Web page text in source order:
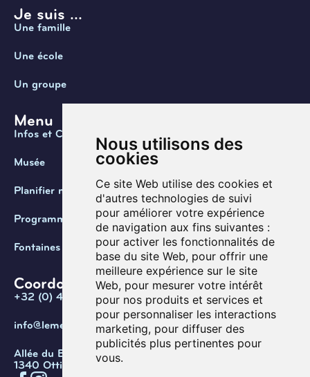
Nous utilisons des
cookies
Ce site Web utilise des cookies et
d'autres technologies de suivi
pour améliorer votre expérience
de navigation aux fins suivantes :
pour activer les fonctionnalités de
base du site Web, pour offrir une
meilleure expérience sur le site
Web, pour mesurer votre intérêt
pour nos produits et services et
pour personnaliser les interactions
marketing, pour diffuser des
publicités plus pertinentes pour
vous.
Je suis ...
Une famille
Une école
Un groupe
Menu
Infos et Contact
Musée
Planifier ma visite
Programmation
Fontaines de Belgique
Coordonnées
+32 (0) 470 / 67.20.55
info@lemef.be
Allée du Bois des Rêves 1,
1340 Ottignies-Louvain-la-Neuve